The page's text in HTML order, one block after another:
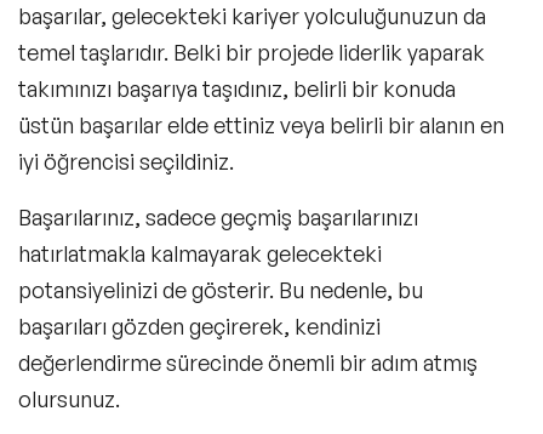
başarılar, gelecekteki kariyer yolculuğunuzun da
temel taşlarıdır. Belki bir projede liderlik yaparak
takımınızı başarıya taşıdınız, belirli bir konuda
üstün başarılar elde ettiniz veya belirli bir alanın en
iyi öğrencisi seçildiniz.
Başarılarınız, sadece geçmiş başarılarınızı
hatırlatmakla kalmayarak gelecekteki
potansiyelinizi de gösterir. Bu nedenle, bu
başarıları gözden geçirerek, kendinizi
değerlendirme sürecinde önemli bir adım atmış
olursunuz.